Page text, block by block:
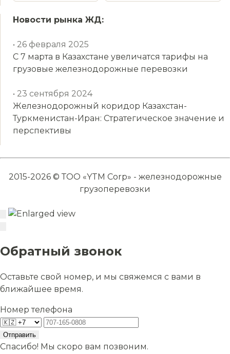
Новости рынка ЖД:
• 26 февраля 2025
С 7 марта в Казахстане увеличатся тарифы на
грузовые железнодорожные перевозки
• 23 сентября 2024
Железнодорожный коридор Казахстан-
Туркменистан-Иран: Стратегическое значение и
перспективы
2015-2026 © ТОО «YTM Corp» - железнодорожные
грузоперевозки
Обратный звонок
Оставьте свой номер, и мы свяжемся с вами в
ближайшее время.
Номер телефона
Отправить
Спасибо! Мы скоро вам позвоним.